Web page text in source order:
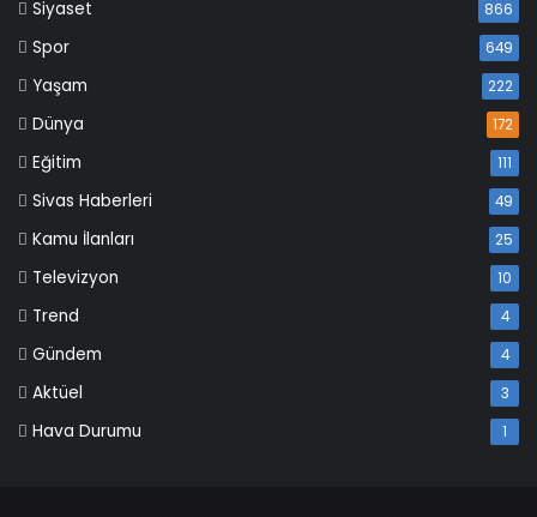
Siyaset 866
Spor 649
Yaşam 222
Dünya 172
Eğitim 111
Sivas Haberleri 49
Kamu İlanları 25
Televizyon 10
Trend 4
Gündem 4
Aktüel 3
Hava Durumu 1